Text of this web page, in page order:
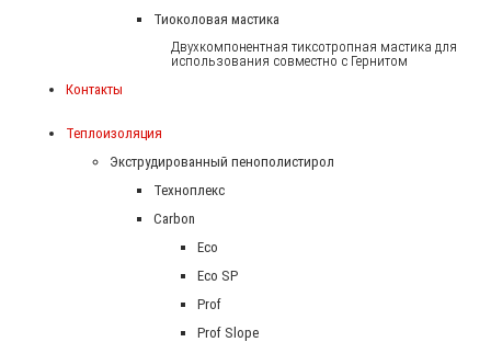
Тиоколовая мастика
Двухкомпонентная тиксотропная мастика для
использования совместно с Гернитом
Контакты
Теплоизоляция
Экструдированный пенополистирол
Техноплекс
Carbon
Eco
Eco SP
Prof
Prof Slope